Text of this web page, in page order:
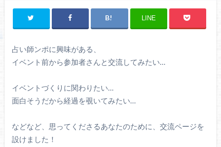
LINE
占い師ンポに興味がある、
イベント前から参加者さんと交流してみたい…
イベントづくりに関わりたい…
面白そうだから経過を覗いてみたい…
などなど、思ってくださるあなたのために、交流ページを
設けました！